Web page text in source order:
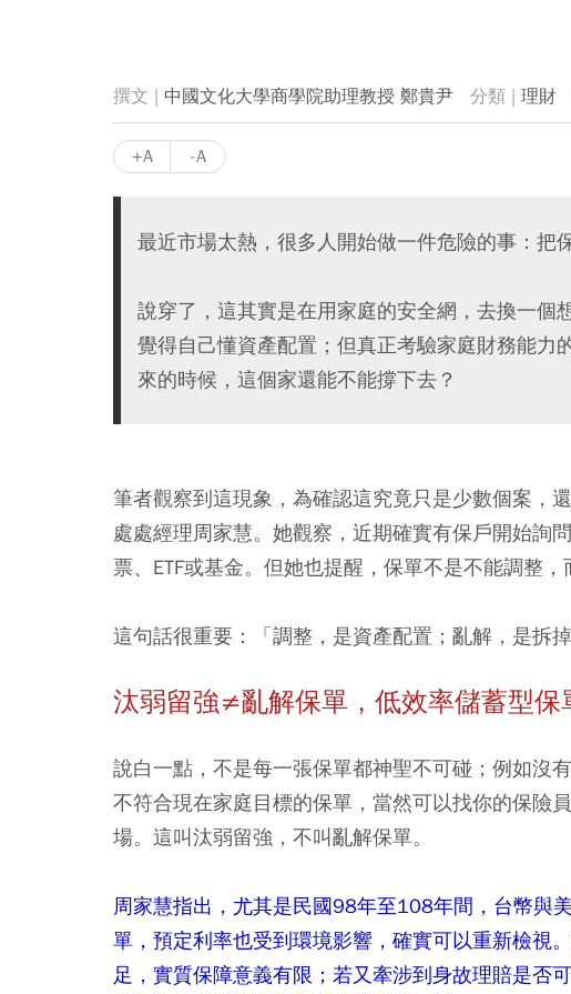
中國文化大學商學院助理教授 鄭貴尹 理財
+A -A
最近市場太熱，很多人開始做一件危險的事：把
說穿了，這其實是在用家庭的安全網，去換一個
覺得自己懂資產配置；但真正考驗家庭財務能力
來的時候，這個家還能不能撐下去？
筆者觀察到這現象，為確認這究竟只是少數個案，
處處經理周家慧。她觀察，近期確實有保戶開始詢
票、ETF或基金。但她也提醒，保單不是不能調整，
這句話很重要：「調整，是資產配置；亂解，是拆掉
汰弱留強≠亂解保單，低效率儲蓄型保
說白一點，不是每一張保單都神聖不可碰；例如沒
不符合現在家庭目標的保單，當然可以找你的保險
場。這叫汰弱留強，不叫亂解保單。
周家慧指出，尤其是民國98年至108年間，台幣與
單，預定利率也受到環境影響，確實可以重新檢視
足，實質保障意義有限；若又牽涉到身故理賠是否